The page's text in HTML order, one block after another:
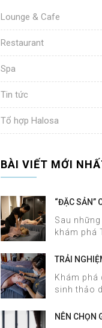
Lounge & Cafe
Restaurant
Spa
Tin tức
Tổ hợp Halosa
BÀI VIẾT MỚI
“ĐẶC SẢN”
Sau
khám phá
TRẢI
MASSAGE
Khám phá
sinh thảo
NÊN CHỌN